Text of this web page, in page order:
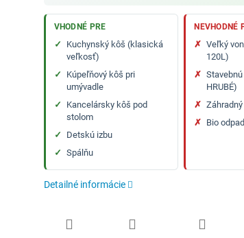
VHODNÉ PRE
Kuchynský kôš (klasická
veľkosť)
Kúpeľňový kôš pri
umývadle
Kancelársky kôš pod
stolom
Detskú izbu
Spálňu
NEVHODNÉ
Veľký
120L)
HRUBÉ)
Bio
Detailné informácie